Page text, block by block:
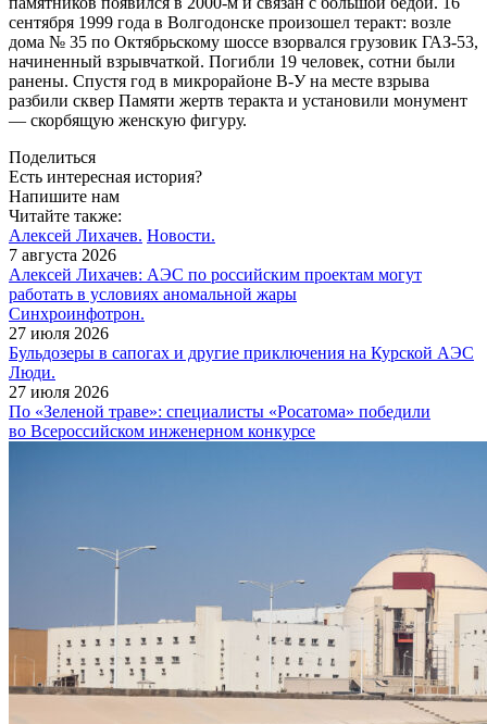
сентября 1999 года в Волгодонске произошел теракт: возле
дома № 35 по Октябрьскому шоссе взорвался грузовик ГАЗ‑53,
начиненный взрывчаткой. Погибли 19 человек, сотни были
ранены. Спустя год в микрорайоне В-У на месте взрыва
разбили сквер Памяти жертв теракта и установили монумент
— ​скорбящую женскую фигуру.
Поделиться
Есть интересная история?
Напишите нам
Читайте также:
Алексей Лихачев. Новости.
7 августа 2026
Алексей Лихачев: АЭС по российским проектам могут
работать в условиях аномальной жары
Синхроинфотрон.
27 июля 2026
Бульдозеры в сапогах и другие приключения на Курской АЭС
Люди.
27 июля 2026
По «Зеленой траве»: специалисты «Росатома» победили
во Всероссийском инженерном конкурсе